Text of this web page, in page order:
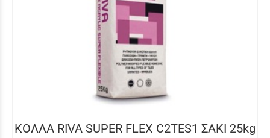
ΚΟΛΛΑ RIVA SUPER FLEX C2TES1 ΣΑΚΙ 25kg